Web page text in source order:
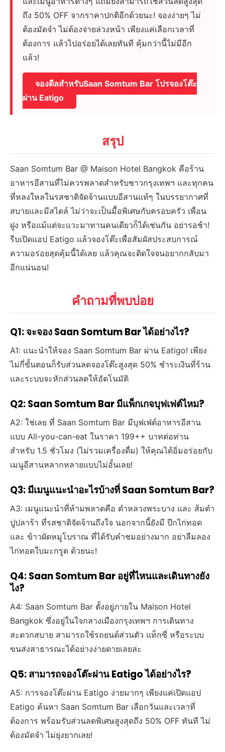
ถึง 50% OFF จากราคาปกติอีกด้วยนะ! จองง่ายๆ ไม่
ต้องมัดจำ ไม่ต้องจ่ายล่วงหน้า เพียงแค่เลือกเวลาที่
ต้องการ แล้วไปอร่อยได้เลยทันที คุ้มกว่านี้ไม่มีอีก
แล้ว!
จองดีลสำหรับSaan Somtum Bar โปรจองโต๊ะ
ผ่าน Eatigo
สรุป
Saan Somtum Bar @ Maison Hotel Bangkok คือร้าน
อาหารอีสานที่ไม่ควรพลาดสำหรับชาวกรุงเทพฯ และทุกคน
ที่หลงใหลในรสชาติจัดจ้านแบบอีสานแท้ๆ ในบรรยากาศที่
สบายและมีสไตล์ ไม่ว่าจะเป็นมื้อพิเศษกับครอบครัว เพื่อน
ฝูง หรือแม้แต่จะแวะมาทานคนเดียวก็ได้เช่นกัน อย่ารอช้า!
รีบเปิดแอป Eatigo แล้วจองโต๊ะเพื่อสัมผัสประสบการณ์
ความอร่อยสุดคุ้มนี้ได้เลย แล้วคุณจะติดใจจนอยากกลับมา
อีกแน่นอน!
คำถามที่พบบ่อย
Q1: จะจอง Saan Somtum Bar ได้อย่างไร?
A1: แนะนำให้จอง Saan Somtum Bar ผ่าน Eatigo! เพียง
ไม่กี่ขั้นตอนก็รับส่วนลดจองโต๊ะสูงสุด 50% ชำระเงินที่ร้าน
และระบบจะหักส่วนลดให้อัตโนมัติ
Q2: Saan Somtum Bar มีแพ็กเกจบุฟเฟต์ไหม?
A2: ใช่เลย ที่ Saan Somtum Bar มีบุฟเฟ่ต์อาหารอีสาน
แบบ All-you-can-eat ในราคา 199++ บาทต่อท่าน
สำหรับ 1.5 ชั่วโมง (ไม่รวมเครื่องดื่ม) ให้คุณได้อิ่มอร่อยกับ
เมนูอีสานหลากหลายแบบไม่อั้นเลย!
Q3: มีเมนูแนะนำอะไรบ้างที่ Saan Somtum Bar?
A3: เมนูแนะนำที่ห้ามพลาดคือ ตำหลวงพระบาง และ ส้มตำ
ปูปลาร้า ที่รสชาติจัดจ้านถึงใจ นอกจากนี้ยังมี ปีกไก่ทอด
และ ข้าวผัดหมูโบราณ ที่ได้รับคำชมอย่างมาก อย่าลืมลอง
ไก่ทอดใบมะกรูด ด้วยนะ!
Q4: Saan Somtum Bar อยู่ที่ไหนและเดินทางยัง
ไง?
A4: Saan Somtum Bar ตั้งอยู่ภายใน Maison Hotel
Bangkok ซึ่งอยู่ในใจกลางเมืองกรุงเทพฯ การเดินทาง
สะดวกสบาย สามารถใช้รถยนต์ส่วนตัว แท็กซี่ หรือระบบ
ขนส่งสาธารณะได้อย่างง่ายดายเลยล่ะ
Q5: สามารถจองโต๊ะผ่าน Eatigo ได้อย่างไร?
A5: การจองโต๊ะผ่าน Eatigo ง่ายมากๆ เพียงแค่เปิดแอป
Eatigo ค้นหา Saan Somtum Bar เลือกวันและเวลาที่
ต้องการ พร้อมรับส่วนลดพิเศษสูงสุดถึง 50% OFF ทันที ไม่
ต้องมัดจำ ไม่ยุ่งยากเลย!